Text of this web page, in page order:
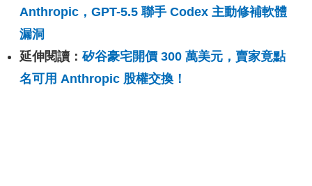
Anthropic，GPT-5.5 聯手 Codex 主動修補軟體
漏洞
延伸閱讀：矽谷豪宅開價 300 萬美元，賣家竟點
名可用 Anthropic 股權交換！